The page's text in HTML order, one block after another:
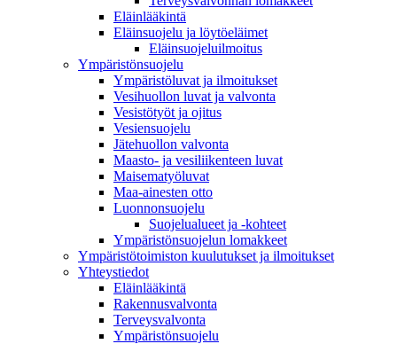
Eläinlääkintä
Eläinsuojelu ja löytöeläimet
Eläinsuojeluilmoitus
Ympäristönsuojelu
Ympäristöluvat ja ilmoitukset
Vesihuollon luvat ja valvonta
Vesistötyöt ja ojitus
Vesiensuojelu
Jätehuollon valvonta
Maasto- ja vesiliikenteen luvat
Maisematyöluvat
Maa-ainesten otto
Luonnonsuojelu
Suojelualueet ja -kohteet
Ympäristönsuojelun lomakkeet
Ympäristötoimiston kuulutukset ja ilmoitukset
Yhteystiedot
Eläinlääkintä
Rakennusvalvonta
Terveysvalvonta
Ympäristönsuojelu